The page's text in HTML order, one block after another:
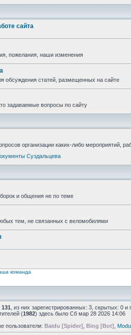
сайта
пожелания, наши изменения
обсуждения статей, размещенных на сайте
задаваемые вопросы по сайту
организации каких-либо мероприятий,
Суздальцева
и общения не по теме
тем, не связанных с веломобилями
команда
131 , из них зарегистрированных: 3, скрытых: 0
(1982) здесь было Сб мар 28 2026 14:06
пользователи: Baidu [Spider] Bing [Bot]